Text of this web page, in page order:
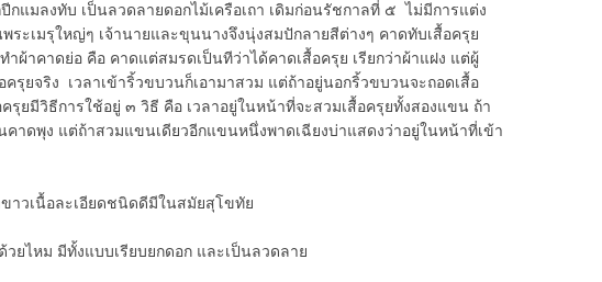
กแมลงทับ เป็นลวดลายดอกไม้เครือเถา เดิมก่อนรัชกาลที่ ๕ ไม่มีการแต่ง
ระเมรุใหญ่ๆ เจ้านายและขุนนางจึงนุ่งสมปักลายสีต่างๆ คาดทับเสื้อครุย
ผ้าคาดย่อ คือ คาดแต่สมรดเป็นทีว่าได้คาดเสื้อครุย เรียกว่าผ้าแฝง แต่ผู้
รุยจริง เวลาเข้าริ้วขบวนก็เอามาสวม แต่ถ้าอยู่นอกริ้วขบวนจะถอดเสื้อ
รุยมีวิธีการใช้อยู่ ๓ วิธี คือ เวลาอยู่ในหน้าที่จะสวมเสื้อครุยทั้งสองแขน ถ้า
คาดพุง แต่ถ้าสวมแขนเดียวอีกแขนหนึ่งพาดเฉียงบ่าแสดงว่าอยู่ในหน้าที่เข้า
ขาวเนื้อละเอียดชนิดดีมีในสมัยสุโขทัย
วยไหม มีทั้งแบบเรียบยกดอก และเป็นลวดลาย